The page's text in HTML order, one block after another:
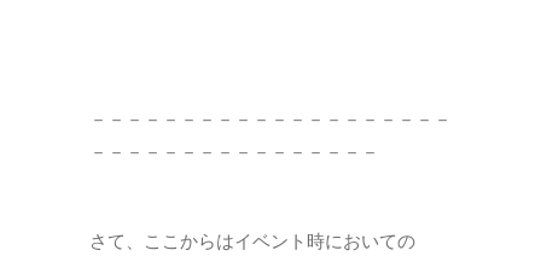
－－－－－－－－－－－－－－－－－－－－
－－－－－－－－－－－－－－－－
さて、ここからはイベント時においての